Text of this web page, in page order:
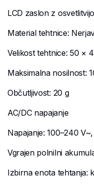
LCD zaslon z osvetlitvijo
Material tehtnice:
Velikost tehtnice: 50 ×
Maksimalna nosilnost:
Občutljivost: 20 g
AC/DC napajanje
Napajanje: 100–240
Vgrajen polnilni
Izbirna enota tehtanja: